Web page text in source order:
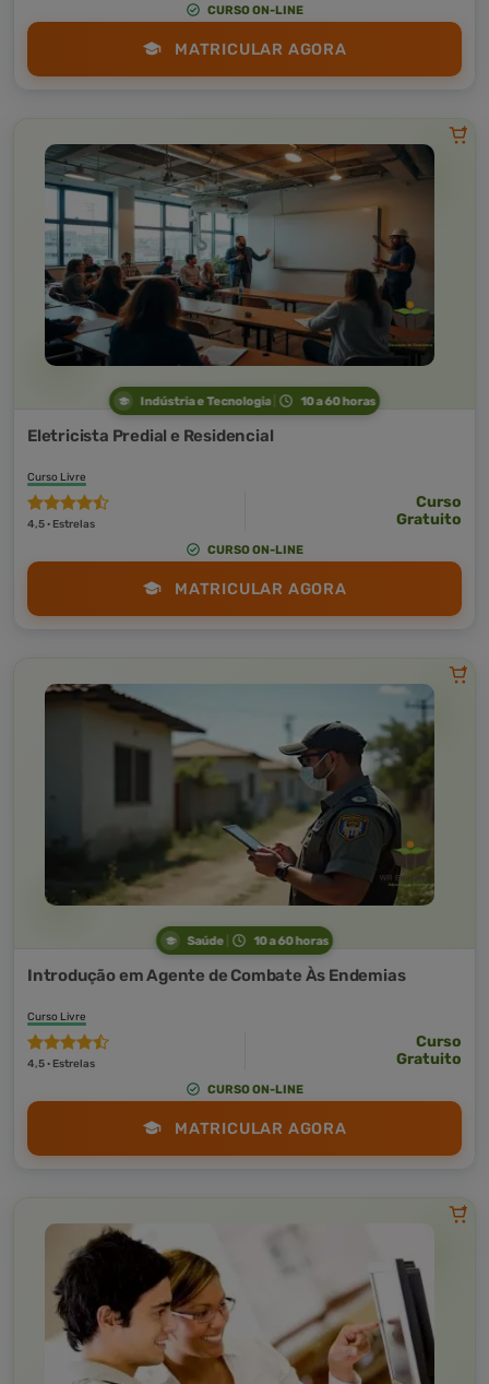
CURSO ON-LINE
MATRICULAR AGORA
Indústria e Tecnologia 10 a 60 horas
Eletricista Predial e Residencial
Curso Livre
4,5 · Estrelas
Curso
Gratuito
CURSO ON-LINE
MATRICULAR AGORA
Saúde 10 a 60 horas
Introdução em Agente de Combate Às Endemias
Curso Livre
4,5 · Estrelas
Curso
Gratuito
CURSO ON-LINE
MATRICULAR AGORA